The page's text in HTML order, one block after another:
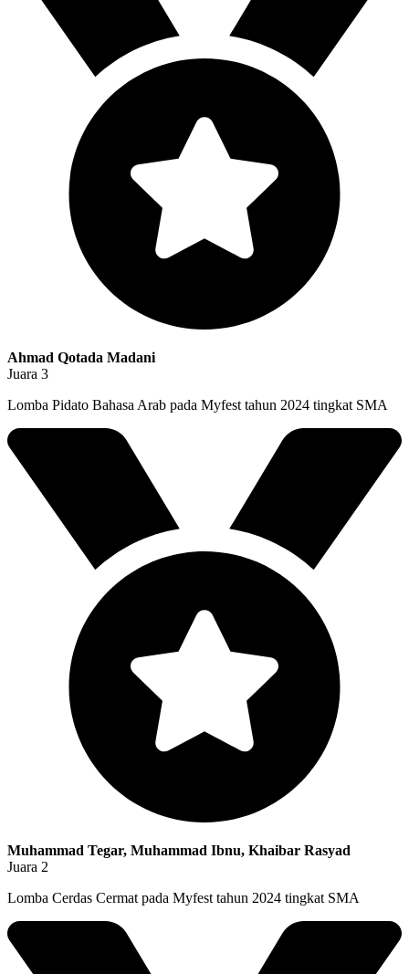
Ahmad Qotada Madani
Juara 3
Lomba Pidato Bahasa Arab pada Myfest tahun 2024 tingkat SMA
Muhammad Tegar, Muhammad Ibnu, Khaibar Rasyad
Juara 2
Lomba Cerdas Cermat pada Myfest tahun 2024 tingkat SMA